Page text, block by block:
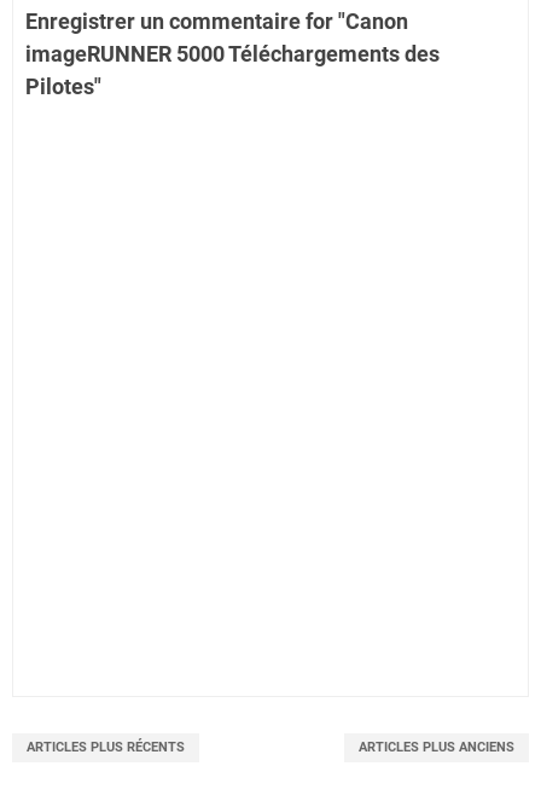
Enregistrer un commentaire for "Canon
imageRUNNER 5000 Téléchargements des
Pilotes"
ARTICLES PLUS RÉCENTS ARTICLES PLUS ANCIENS